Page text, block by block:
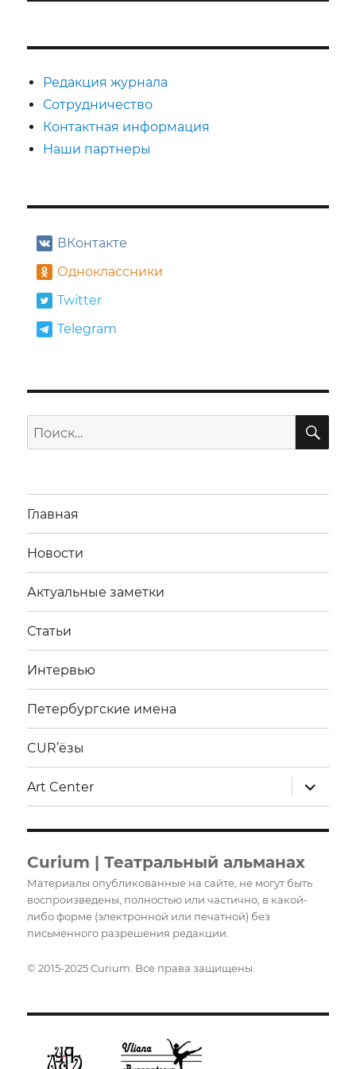
Редакция журнала
Сотрудничество
Контактная информация
Наши партнеры
ВКонтакте
Одноклассники
Twitter
Telegram
Искать:
Главная
Новости
Актуальные заметки
Статьи
Интервью
Петербургские имена
CUR’ёзы
Art Center
меню
Curium | Театральный альманах
Материалы опубликованные на сайте, не могут быть
воспроизведены, полностью или частично, в какой-
либо форме (электронной или печатной) без
письменного разрешения редакции.
© 2015-2025 Curium. Все права защищены.